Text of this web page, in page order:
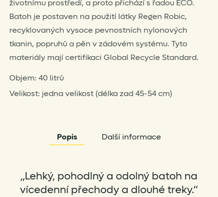
životnímu prostředí, a proto přichází s řadou ECO.
Batoh je postaven na použití látky Regen Robic,
recyklovaných vysoce pevnostních nylonových
tkanin, popruhů a pěn v zádovém systému. Tyto
materiály mají certifikaci Global Recycle Standard.
Objem: 40 litrů
Velikost: jedna velikost (délka zad 45-54 cm)
Popis Další informace
„Lehký, pohodlný a odolný batoh na
vícedenní přechody a dlouhé treky.“